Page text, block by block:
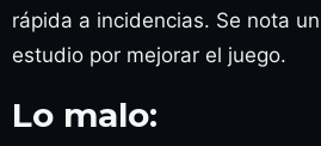
rápida a incidencias. Se nota
estudio por mejorar el juego.
Lo malo: